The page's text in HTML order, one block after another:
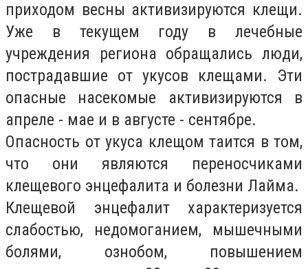
приходом весны активизируются клещи.
Уже в текущем году в лечебные
учреждения региона обращались люди,
пострадавшие от укусов клещами. Эти
опасные насекомые активизируются в
апреле - мае и в августе - сентябре.
Опасность от укуса клещом таится в том,
что они являются переносчиками
клещевого энцефалита и болезни Лайма.
Клещевой энцефалит характеризуется
слабостью, недомоганием, мышечными
болями, ознобом, повышением